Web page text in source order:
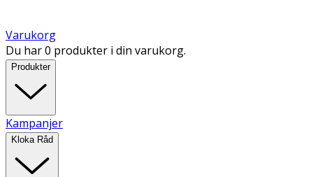
Varukorg
Du har 0 produkter i din varukorg.
Produkter
Kampanjer
Kloka Råd